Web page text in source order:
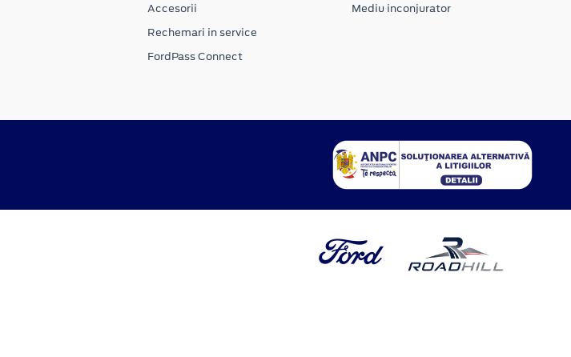
Accesorii
Rechemari in service
FordPass Connect
Mediu inconjurator